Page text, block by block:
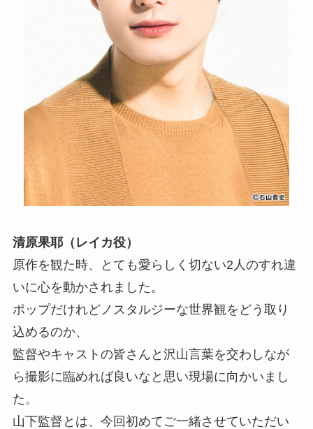
清原果耶（レイカ役）
原作を観た時、とても愛らしく切ない2人のすれ違
いに心を動かされました。
ポップだけれどノスタルジーな世界観をどう取り
込めるのか、
監督やキャストの皆さんと沢山言葉を交わしなが
ら撮影に臨めれば良いなと思い現場に向かいまし
た。
山下監督とは、今回初めてご一緒させていただい